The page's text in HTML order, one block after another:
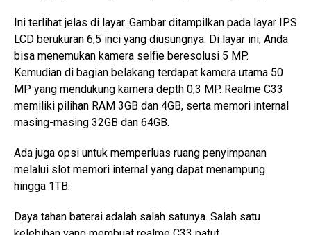
Ini terlihat jelas di layar. Gambar ditampilkan pada layar IPS
LCD berukuran 6,5 inci yang diusungnya. Di layar ini, Anda
bisa menemukan kamera selfie beresolusi 5 MP.
Kemudian di bagian belakang terdapat kamera utama 50
MP yang mendukung kamera depth 0,3 MP. Realme C33
memiliki pilihan RAM 3GB dan 4GB, serta memori internal
masing-masing 32GB dan 64GB.
Ada juga opsi untuk memperluas ruang penyimpanan
melalui slot memori internal yang dapat menampung
hingga 1TB.
Daya tahan baterai adalah salah satunya. Salah satu